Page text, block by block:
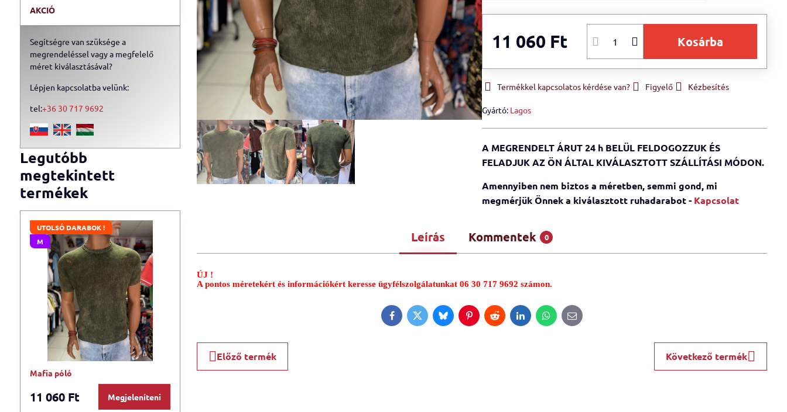
11 060 Ft Kosárba
Termékkel kapcsolatos kérdése van? Figyelő Kézbesítés
Gyártó: Lagos
A MEGRENDELT ÁRUT 24 h BELÜL FELDOGOZZUK ÉS
FELADJUK AZ ÖN ÁLTAL KIVÁLASZTOTT SZÁLLÍTÁSI MÓDON.
Amennyiben nem biztos a méretben, semmi gond, mi
megmérjük Önnek a kiválasztott ruhadarabot - Kapcsolat
Leírás Kommentek 0
ÚJ !
A pontos méretekért és információkért keresseügyfélszolgálatunkat 06 30 717 9692 számon.
FacebookTwitterBlueskyPinterestRedditLinkedInWhatsApp
E-
mail
Előző termék Következő termék
AKCIÓ
Segítségre van szüksége a
megrendeléssel vagy a megfelelő
méret kiválasztásával?
Lépjen kapcsolatba velünk:
tel:+36 30 717 9692
Legutóbb
megtekintett
termékek
UTOLSÓ DARABOK !
M
Mafia póló
11 060 Ft Megjeleníteni